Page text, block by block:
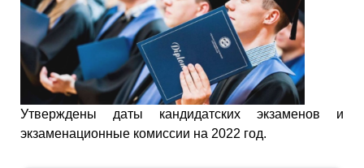
Утверждены даты кандидатских экзаменов и
экзаменационные комиссии на 2022 год.